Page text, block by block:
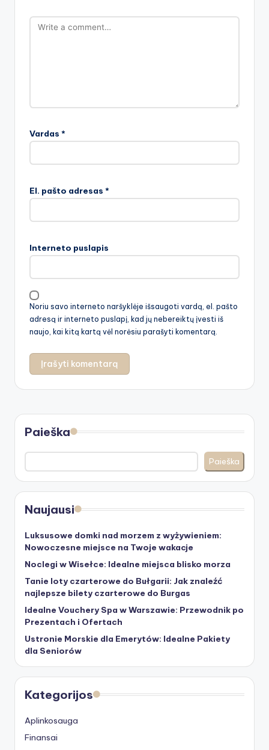
Vardas *
El. pašto adresas *
Interneto puslapis
Noriu savo interneto naršyklėje išsaugoti vardą, el. pašto
adresą ir interneto puslapį, kad jų nebereiktų įvesti iš
naujo, kai kitą kartą vėl norėsiu parašyti komentarą.
Paieška
Paieška
Naujausi
Luksusowe domki nad morzem z wyżywieniem:
Nowoczesne miejsce na Twoje wakacje
Noclegi w Wisełce: Idealne miejsca blisko morza
Tanie loty czarterowe do Bułgarii: Jak znaleźć
najlepsze bilety czarterowe do Burgas
Idealne Vouchery Spa w Warszawie: Przewodnik po
Prezentach i Ofertach
Ustronie Morskie dla Emerytów: Idealne Pakiety
dla Seniorów
Kategorijos
Aplinkosauga
Finansai